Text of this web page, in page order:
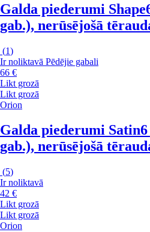
Galda piederumi Shape
gab.), nerūsējošā
(1)
Ir noliktavā Pēdējie gabali
66 €
Likt grozā
Likt grozā
Orion
Galda piederumi Satin
gab.), nerūsējošā
(5)
Ir noliktavā
42 €
Likt grozā
Likt grozā
Orion